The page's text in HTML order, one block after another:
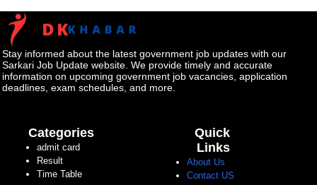
Stay informed about the latest government job updates with our
Sarkari Job Update website. We provide timely and accurate
information on upcoming government job vacancies, application
deadlines, exam schedules, and more.
Categories
admit card
Result
Time Table
Quick
Links
About Us
Contact US